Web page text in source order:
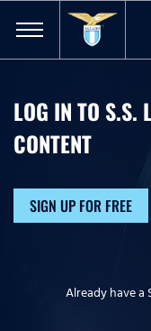
LOG IN TO S.S.
CONTENT
SIGN UP FOR FREE
Already have a